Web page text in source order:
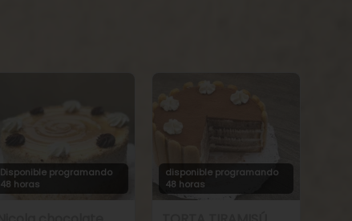
Disponible programando
48 horas
disponible programando
48 horas